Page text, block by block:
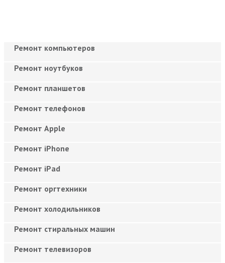
Ремонт компьютеров
Ремонт ноутбуков
Ремонт планшетов
Ремонт телефонов
Ремонт Apple
Ремонт iPhone
Ремонт iPad
Ремонт оргтехники
Ремонт холодильников
Ремонт стиральных машин
Ремонт телевизоров